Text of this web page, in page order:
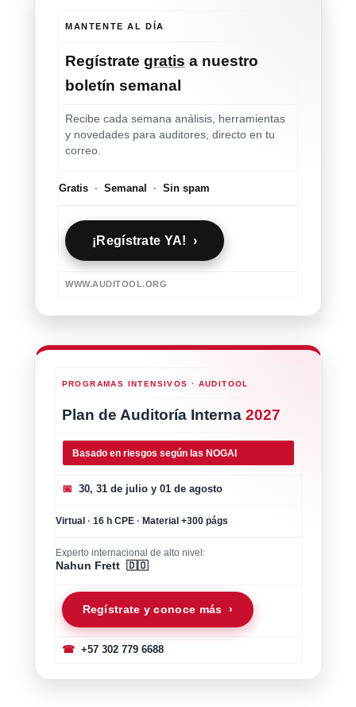
MANTENTE AL DÍA
Regístrate gratis a nuestro
boletín semanal
Recibe cada semana análisis, herramientas
y novedades para auditores, directo en tu
correo.
Gratis · Semanal · Sin spam
¡Regístrate YA! ›
WWW.AUDITOOL.ORG
PROGRAMAS INTENSIVOS · AUDITOOL
Plan de Auditoría Interna 2027
Basado en riesgos según las NOGAI
📅 30, 31 de julio y 01 de agosto
Virtual · 16 h CPE · Material +300 págs
Experto internacional de alto nivel:
Nahun Frett 🇩🇴
Regístrate y conoce más ›
☎+57 302 779 6688